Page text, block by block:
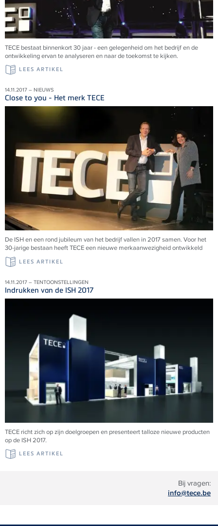
Bij vragen:
info@tece.be
TECE bestaat binnenkort 30 jaar - een gelegenheid om het bedrijf en de
ontwikkeling ervan te analyseren en naar de toekomst te kijken.
LEES ARTIKEL
14.11.2017 – NIEUWS
Close to you - Het merk TECE
De ISH en een rond jubileum van het bedrijf vallen in 2017 samen. Voor het
30-jarige bestaan heeft TECE een nieuwe merkaanwezigheid ontwikkeld
LEES ARTIKEL
14.11.2017 – TENTOONSTELLINGEN
Indrukken van de ISH 2017
TECE richt zich op zijn doelgroepen en presenteert talloze nieuwe producten
op de ISH 2017.
LEES ARTIKEL